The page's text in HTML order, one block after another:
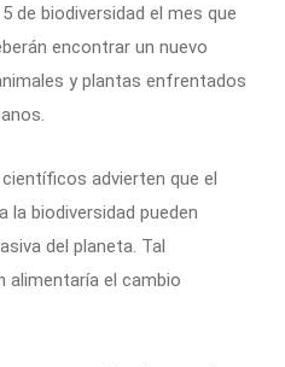
de biodiversidad el mes que
encontrar un nuevo
y plantas enfrentados
advierten que el
la biodiversidad pueden
del planeta. Tal
alimentaría el cambio